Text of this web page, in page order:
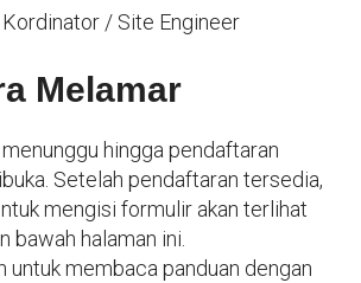
/ Site Engineer
Melamar
menunggu hingga pendaftaran
Setelah pendaftaran tersedia,
mengisi formulir akan terlihat
bawah halaman ini.
untuk membaca panduan dengan